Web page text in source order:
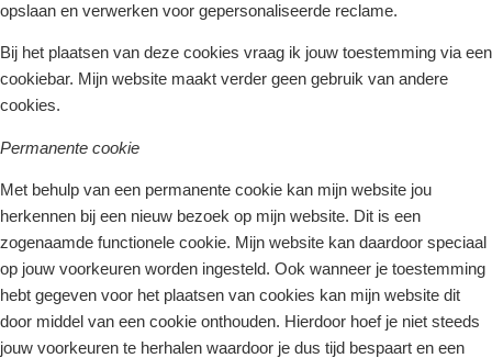
opslaan en verwerken voor gepersonaliseerde reclame.
Bij het plaatsen van deze cookies vraag ik jouw toestemming via een
cookiebar. Mijn website maakt verder geen gebruik van andere
cookies.
Permanente cookie
Met behulp van een permanente cookie kan mijn website jou
herkennen bij een nieuw bezoek op mijn website. Dit is een
zogenaamde functionele cookie. Mijn website kan daardoor speciaal
op jouw voorkeuren worden ingesteld. Ook wanneer je toestemming
hebt gegeven voor het plaatsen van cookies kan mijn website dit
door middel van een cookie onthouden. Hierdoor hoef je niet steeds
jouw voorkeuren te herhalen waardoor je dus tijd bespaart en een